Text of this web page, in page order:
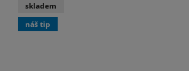
skladem
náš tip